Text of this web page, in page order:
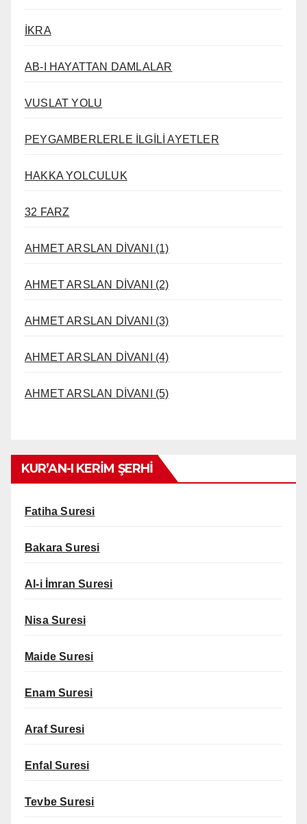
İKRA
AB-I HAYATTAN DAMLALAR
VUSLAT YOLU
PEYGAMBERLERLE İLGİLİ AYETLER
HAKKA YOLCULUK
32 FARZ
AHMET ARSLAN DİVANI (1)
AHMET ARSLAN DİVANI (2)
AHMET ARSLAN DİVANI (3)
AHMET ARSLAN DİVANI (4)
AHMET ARSLAN DİVANI (5)
KUR’AN-I KERİM ŞERHİ
Fatiha Suresi
Bakara Suresi
Al-i İmran Suresi
Nisa Suresi
Maide Suresi
Enam Suresi
Araf Suresi
Enfal Suresi
Tevbe Suresi